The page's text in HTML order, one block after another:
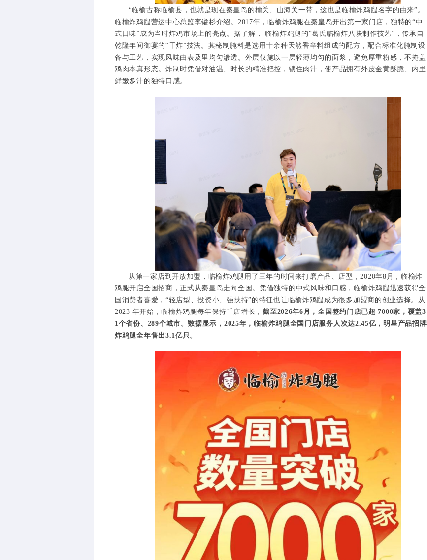
“临榆古称临榆县，也就是现在秦皇岛的榆关、山海关一带，这也是临榆炸鸡腿名字的由来”。
临榆炸鸡腿营运中心总监李镒杉介绍。2017年，临榆炸鸡腿在秦皇岛开出第一家门店，独特的“中
式口味”成为当时炸鸡市场上的亮点。据了解， 临榆炸鸡腿的“葛氏临榆炸八块制作技艺”，传承自
乾隆年间御宴的“干炸”技法。其秘制腌料是选用十余种天然香辛料组成的配方，配合标准化腌制设
备与工艺，实现风味由表及里均匀渗透。外层仅施以一层轻薄均匀的面浆，避免厚重粉感，不掩盖
鸡肉本真形态。炸制时凭借对油温、时长的精准把控，锁住肉汁，使产品拥有外皮金黄酥脆、内里
鲜嫩多汁的独特口感。
从第一家店到开放加盟，临榆炸鸡腿用了三年的时间来打磨产品、店型，2020年8月，临榆炸
鸡腿开启全国招商，正式从秦皇岛走向全国。凭借独特的中式风味和口感，临榆炸鸡腿迅速获得全
国消费者喜爱，“轻店型、投资小、强扶持”的特征也让临榆炸鸡腿成为很多加盟商的创业选择。从
2023 年开始，临榆炸鸡腿每年保持千店增长，截至2026年6月，全国签约门店已超 7000家，覆盖3
1个省份、289个城市。数据显示，2025年，临榆炸鸡腿全国门店服务人次达2.45亿，明星产品招牌
炸鸡腿全年售出3.1亿只。